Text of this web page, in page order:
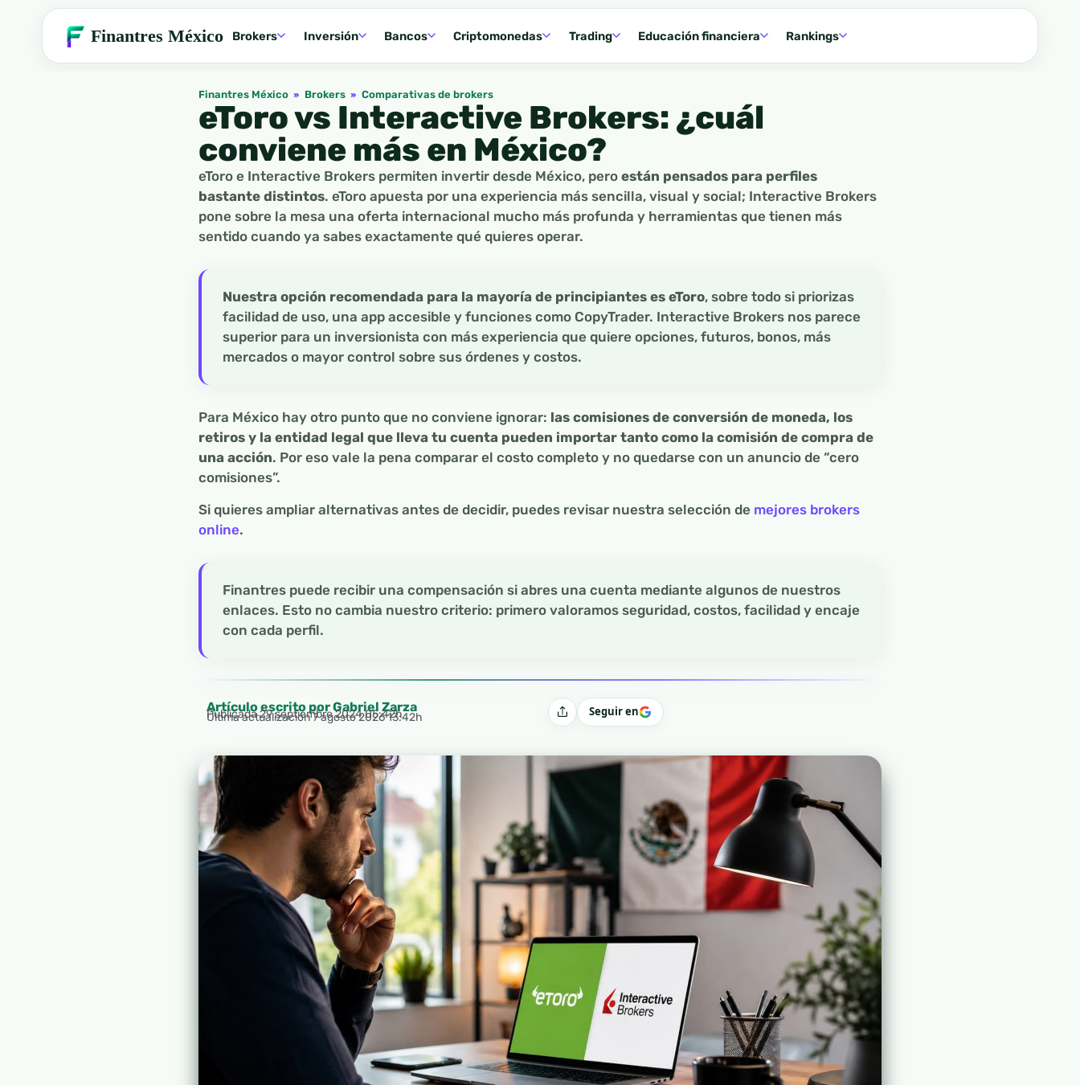
Finantres México Brokers Inversión Bancos Criptomonedas Trading Educación financiera Rankings
Finantres México » Brokers » Comparativas de brokers
eToro vs Interactive Brokers: ¿cuál
conviene más en México?
eToro e Interactive Brokers permiten invertir desde México, pero están pensados para perfiles
bastante distintos. eToro apuesta por una experiencia más sencilla, visual y social; Interactive Brokers
pone sobre la mesa una oferta internacional mucho más profunda y herramientas que tienen más
sentido cuando ya sabes exactamente qué quieres operar.
Nuestra opción recomendada para la mayoría de principiantes es eToro, sobre todo si priorizas
facilidad de uso, una app accesible y funciones como CopyTrader. Interactive Brokers nos parece
superior para un inversionista con más experiencia que quiere opciones, futuros, bonos, más
mercados o mayor control sobre sus órdenes y costos.
Para México hay otro punto que no conviene ignorar: las comisiones de conversión de moneda, los
retiros y la entidad legal que lleva tu cuenta pueden importar tanto como la comisión de compra de
una acción. Por eso vale la pena comparar el costo completo y no quedarse con un anuncio de “cero
comisiones”.
Si quieres ampliar alternativas antes de decidir, puedes revisar nuestra selección de mejores brokers
online.
Finantres puede recibir una compensación si abres una cuenta mediante algunos de nuestros
enlaces. Esto no cambia nuestro criterio: primero valoramos seguridad, costos, facilidad y encaje
con cada perfil.
Artículo escrito por Gabriel Zarza
Publicada29 septiembre 2024 05:42h
Última actualización 7 agosto 2026 13:42h CompartirSeguir en